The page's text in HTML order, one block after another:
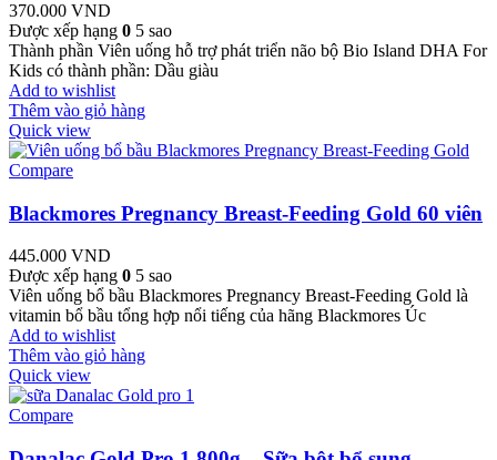
370.000 VND
Được xếp hạng 0 5 sao
Thành phần Viên uống hỗ trợ phát triển não bộ Bio Island DHA For
Kids có thành phần: Dầu giàu
Add to wishlist
Thêm vào giỏ hàng
Quick view
Compare
Blackmores Pregnancy Breast-Feeding Gold 60 viên
445.000 VND
Được xếp hạng 0 5 sao
Viên uống bổ bầu Blackmores Pregnancy Breast-Feeding Gold là
vitamin bổ bầu tổng hợp nổi tiếng của hãng Blackmores Úc
Add to wishlist
Thêm vào giỏ hàng
Quick view
Compare